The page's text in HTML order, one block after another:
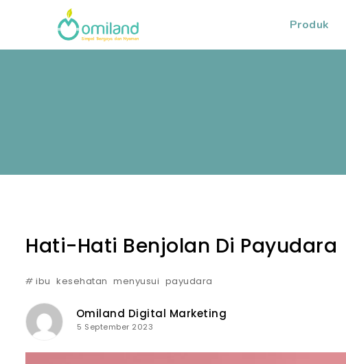
Produk
Hati-Hati Benjolan Di Payudara
# ibu kesehatan menyusui payudara
Omiland Digital Marketing
5 September 2023